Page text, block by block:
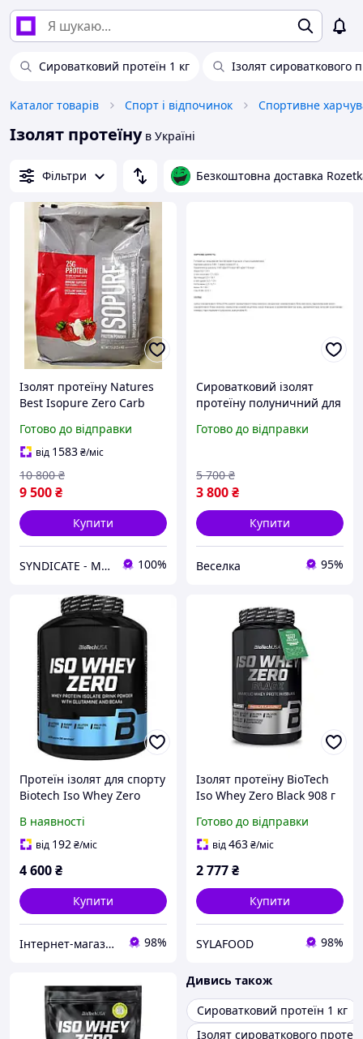
Сироватковий протеїн 1 кг Ізолят сироваткового
Каталог товарів Спорт і відпочинок
Ізолят протеїнув Україні
Фільтри Безкоштовна доставка
Ізолят протеїну Natures
Best Isopure Zero Carb
білок без вуглеводів з
вітамінами для сушки
Готово до відправки
від 1583₴/міс
9 500₴
10 800 ₴
Купити
SYNDICATE - Магазин спортивного харчування 100%
Сироватковий ізолят
протеїну полуничний для
маси й енергії 30 г FLAME
Готово до відправки
3 800₴
5 700 ₴
Купити
Веселка 95%
Протеїн ізолят для спорту
Biotech Iso Whey Zero
сушіння і відновлення
після тренувань
В наявності
від 192₴/міс
4 600₴
Купити
Інтернет-магазин спортивного харчування у Вінниці «Kings Nutrition» 98%
Ізолят протеїну BioTech
Iso Whey Zero Black 908 г
Готово до відправки
від463₴/міс
2 777₴
Купити
SYLAFOOD 98%
Дивись також
Сироватковий протеїн 1 кг
Ізолят сироваткового